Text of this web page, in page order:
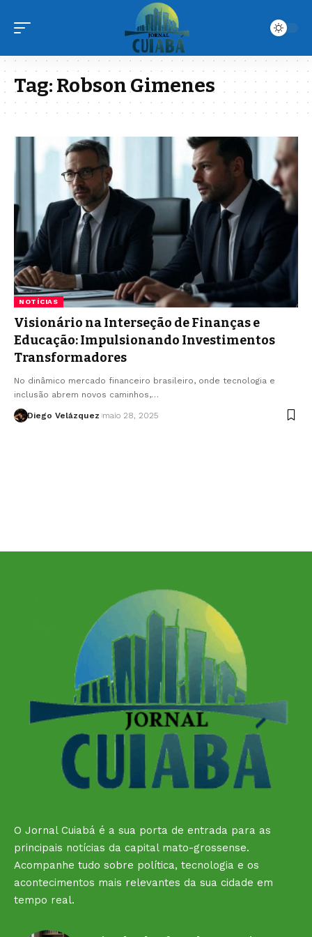
Tag:Robson Gimenes
NOTÍCIAS
Visionário na Interseção de Finanças e
Educação: Impulsionando Investimentos
Transformadores
No dinâmico mercado financeiro brasileiro, onde tecnologia e
inclusão abrem novos caminhos,…
Diego Velázquez maio 28, 2025
O Jornal Cuiabá é a sua porta de entrada para as
principais notícias da capital mato-grossense.
Acompanhe tudo sobre política, tecnologia e os
acontecimentos mais relevantes da sua cidade em
tempo real.